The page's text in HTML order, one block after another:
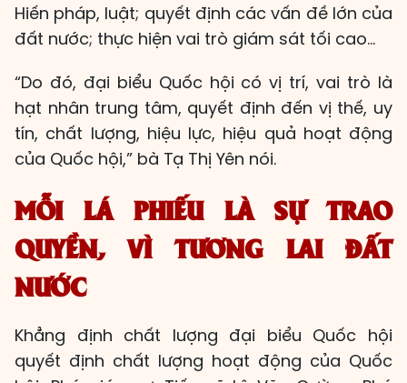
Hiến pháp, luật; quyết định các vấn đề lớn của
đất nước; thực hiện vai trò giám sát tối cao…
“Do đó, đại biểu Quốc hội có vị trí, vai trò là
hạt nhân trung tâm, quyết định đến vị thế, uy
tín, chất lượng, hiệu lực, hiệu quả hoạt động
của Quốc hội,” bà Tạ Thị Yên nói.
MỖI LÁ PHIẾU LÀ SỰ TRAO
QUYỀN, VÌ TƯƠNG LAI ĐẤT
NƯỚC
Khẳng định chất lượng đại biểu Quốc hội
quyết định chất lượng hoạt động của Quốc